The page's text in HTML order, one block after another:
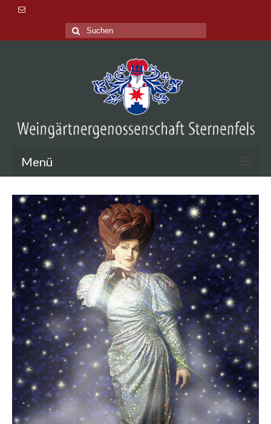
Suche
nach:
Menü
Aktuelles
Veranstaltungen
Lage & Tradition
Probieren & Kaufen
Kontakt